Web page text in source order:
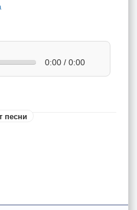
0:00 / 0:00
песни
озер